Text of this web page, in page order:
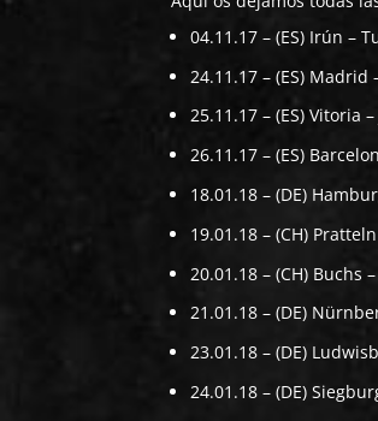
04.11.17 – (ES) Irún –
24.11.17 – (ES)
25.11.17 – (ES) Vitoria
26.11.17 – (ES)
18.01.18 – (DE)
19.01.18 – (CH)
20.01.18 – (CH) Buchs
21.01.18 – (DE)
23.01.18 – (DE)
24.01.18 – (DE)